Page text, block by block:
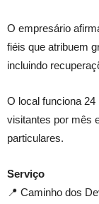
O empresário
fiéis que atribuem
incluindo
O local funciona 24
visitantes por mês
particulares.
Serviço
📍 Caminho dos